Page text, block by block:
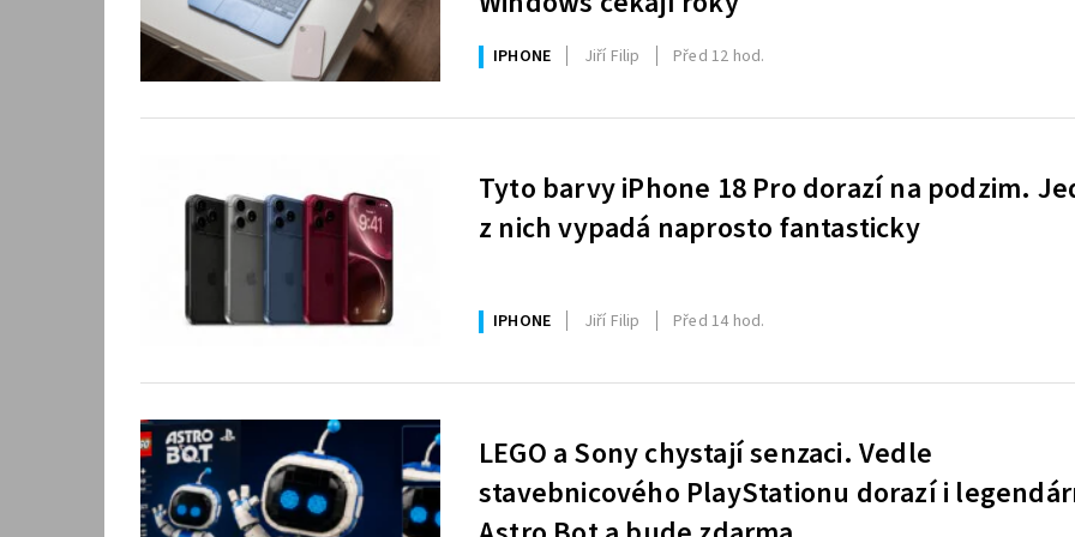
IPHONE Jiří Filip Před 12 hod.
Tyto barvy iPhone 18 Pro dorazí na podzim.
z nich vypadá naprosto fantasticky
IPHONE Jiří Filip Před 14 hod.
LEGO a Sony chystají senzaci. Vedle
stavebnicového PlayStationu dorazí i